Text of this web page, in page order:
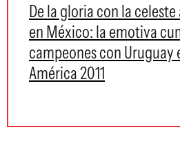
De la gloria con la
en México: la emotiva
campeones con Uruguay
América 2011